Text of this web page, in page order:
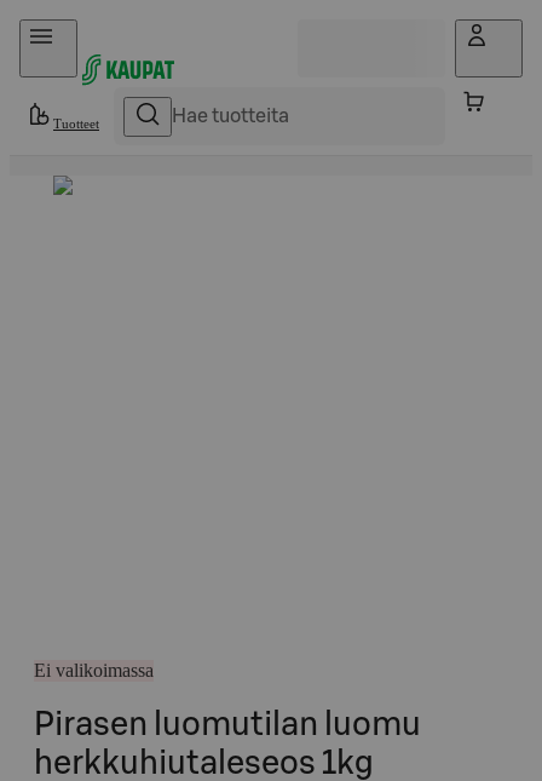
Hyppää sisältöön
Tuotteet
Ei valikoimassa
Pirasen luomutilan luomu
herkkuhiutaleseos 1kg